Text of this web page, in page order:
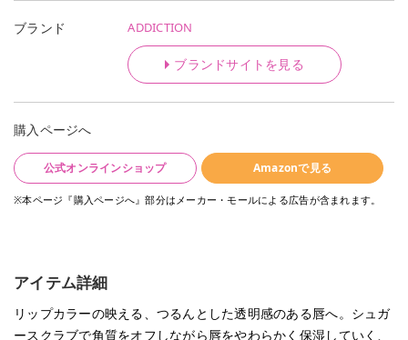
ブランド ADDICTION
ブランドサイトを見る
購入ページへ
公式オンラインショップ Amazonで見る
※本ページ『購入ページへ』部分はメーカー・モールによる広告が含まれます。
アイテム詳細
リップカラーの映える、つるんとした透明感のある唇へ。シュガ
ースクラブで角質をオフしながら唇をやわらかく保湿していく、